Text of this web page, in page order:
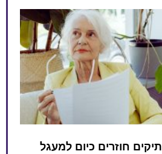
חוזרים כיום למעגל